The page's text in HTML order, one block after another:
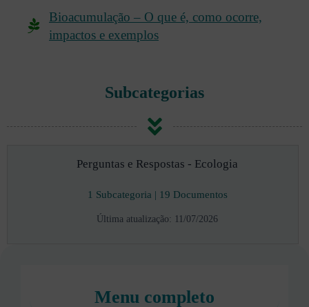
Bioacumulação – O que é, como ocorre,
impactos e exemplos
Subcategorias
Perguntas e Respostas - Ecologia
1 Subcategoria | 19 Documentos
Última atualização: 11/07/2026
Menu completo